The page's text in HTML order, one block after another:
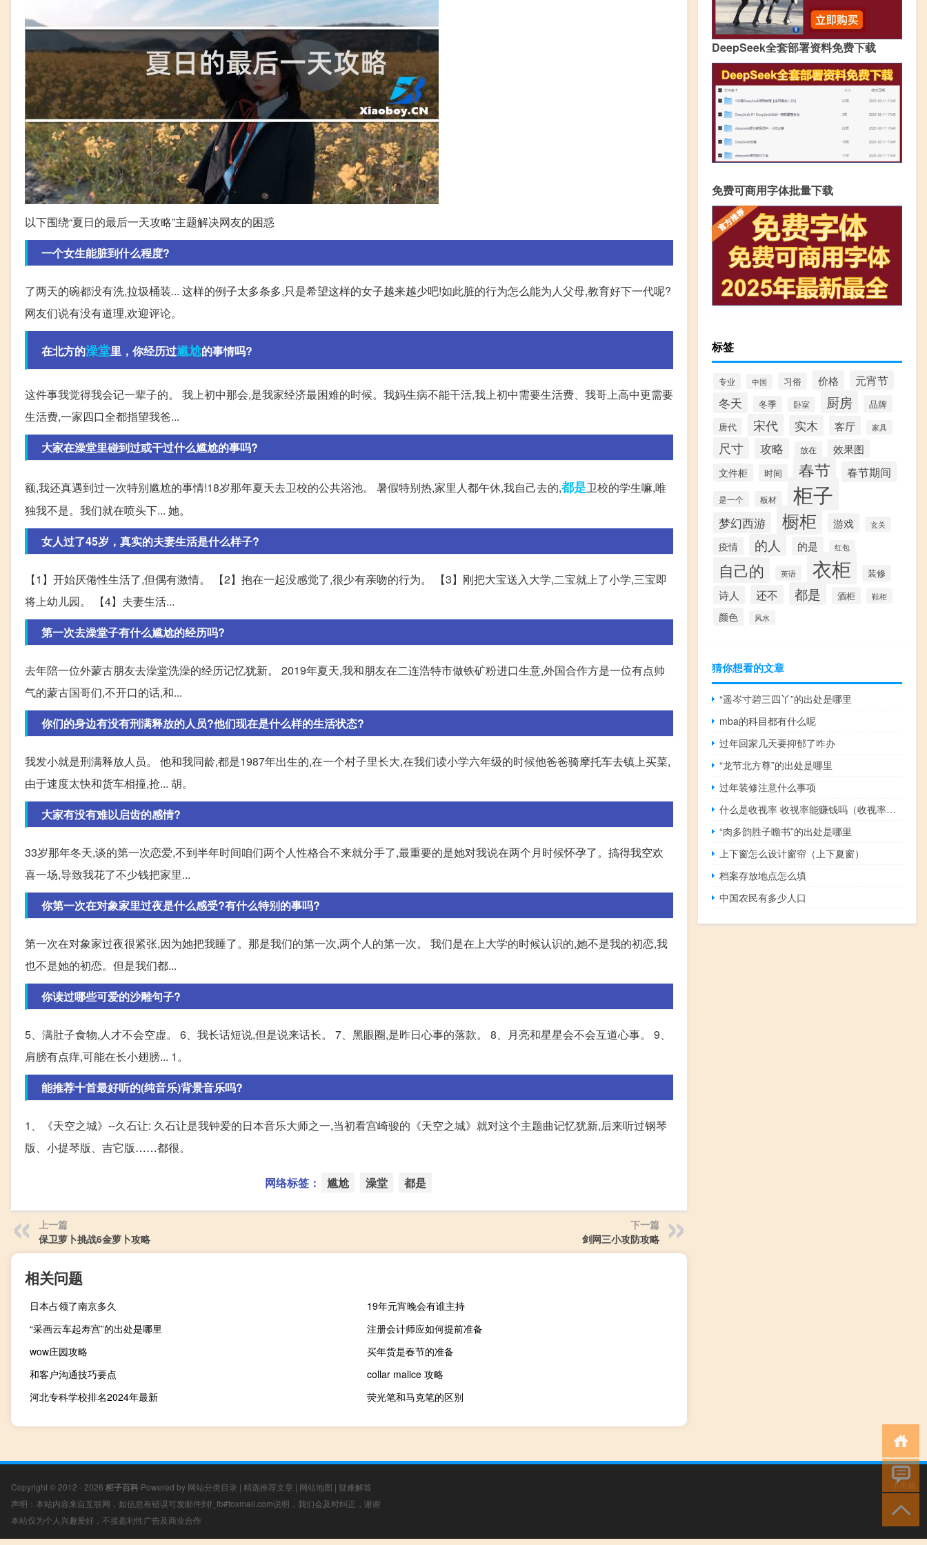
以下围绕“夏日的最后一天攻略”主题解决网友的困惑
一个女生能脏到什么程度?
了两天的碗都没有洗,拉圾桶装... 这样的例子太多条多,只是希望这样的女子越来越少吧!如此脏的行为怎么能为人父母,教育好下一代呢?
网友们说有没有道理,欢迎评论。
在北方的澡堂里，你经历过尴尬的事情吗?
这件事我觉得我会记一辈子的。 我上初中那会,是我家经济最困难的时候。我妈生病不能干活,我上初中需要生活费、我哥上高中更需要
生活费,一家四口全都指望我爸...
大家在澡堂里碰到过或干过什么尴尬的事吗?
额,我还真遇到过一次特别尴尬的事情!18岁那年夏天去卫校的公共浴池。 暑假特别热,家里人都午休,我自己去的,都是卫校的学生嘛,唯
独我不是。我们就在喷头下... 她。
女人过了45岁，真实的夫妻生活是什么样子?
【1】开始厌倦性生活了,但偶有激情。 【2】抱在一起没感觉了,很少有亲吻的行为。 【3】刚把大宝送入大学,二宝就上了小学,三宝即
将上幼儿园。 【4】夫妻生活...
第一次去澡堂子有什么尴尬的经历吗?
去年陪一位外蒙古朋友去澡堂洗澡的经历记忆犹新。 2019年夏天,我和朋友在二连浩特市做铁矿粉进口生意,外国合作方是一位有点帅
气的蒙古国哥们,不开口的话,和...
你们的身边有没有刑满释放的人员?他们现在是什么样的生活状态?
我发小就是刑满释放人员。 他和我同龄,都是1987年出生的,在一个村子里长大,在我们读小学六年级的时候他爸爸骑摩托车去镇上买菜,
由于速度太快和货车相撞,抢... 胡。
大家有没有难以启齿的感情?
33岁那年冬天,谈的第一次恋爱,不到半年时间咱们两个人性格合不来就分手了,最重要的是她对我说在两个月时候怀孕了。搞得我空欢
喜一场,导致我花了不少钱把家里...
你第一次在对象家里过夜是什么感受?有什么特别的事吗?
第一次在对象家过夜很紧张,因为她把我睡了。那是我们的第一次,两个人的第一次。 我们是在上大学的时候认识的,她不是我的初恋,我
也不是她的初恋。但是我们都...
你读过哪些可爱的沙雕句子?
5、满肚子食物,人才不会空虚。 6、我长话短说,但是说来话长。 7、黑眼圈,是昨日心事的落款。 8、月亮和星星会不会互道心事。 9、
肩膀有点痒,可能在长小翅膀... 1。
能推荐十首最好听的(纯音乐)背景音乐吗?
1、《天空之城》--久石让: 久石让是我钟爱的日本音乐大师之一,当初看宫崎骏的《天空之城》就对这个主题曲记忆犹新,后来听过钢琴
版、小提琴版、吉它版……都很。
网络标签： 尴尬 澡堂 都是
上一篇
保卫萝卜挑战6金萝卜攻略
下一篇
剑网三小攻防攻略
相关问题
日本占领了南京多久
19年元宵晚会有谁主持
“采画云车起寿宫”的出处是哪里
注册会计师应如何提前准备
wow庄园攻略
买年货是春节的准备
和客户沟通技巧要点
collar malice 攻略
河北专科学校排名2024年最新
荧光笔和马克笔的区别
DeepSeek全套部署资料免费下载
免费可商用字体批量下载
标签
专业 中国 习俗 价格 元宵节
冬天 冬季 卧室 厨房
品牌
唐代
宋代 实木 客厅 家具
尺寸 攻略 放在 效果图
文件柜 时间 春节 春节期间
是一个 板材 柜子
梦幻西游 橱柜 游戏 玄关
疫情 的人 的是 红包
自己的 英语 衣柜 装修
诗人 还不 都是 酒柜 鞋柜
颜色 风水
猜你想看的文章
“遥岑寸碧三四丫”的出处是哪里
mba的科目都有什么呢
过年回家几天要抑郁了咋办
“龙节北方尊”的出处是哪里
过年装修注意什么事项
什么是收视率 收视率能赚钱吗（收视率怎么赚钱）
“肉多韵胜子瞻书”的出处是哪里
上下窗怎么设计窗帘（上下夏窗）
档案存放地点怎么填
中国农民有多少人口
Copyright © 2012 - 2026 柜子百科 Powered by 网站分类目录 | 精选推荐文章 | 网站地图 | 疑难解答
声明：本站内容来自互联网，如信息有错误可发邮件到f_fb#foxmail.com说明，我们会及时纠正，谢谢
本站仅为个人兴趣爱好，不接盈利性广告及商业合作
小男孩